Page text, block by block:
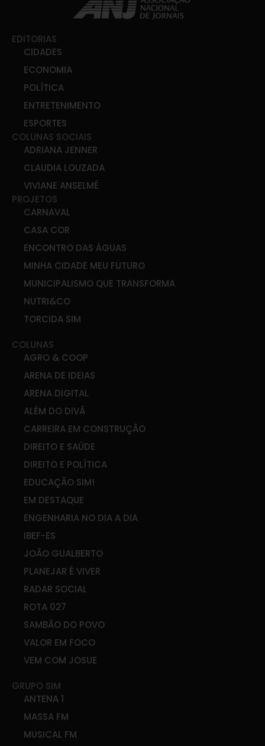
EDITORIAS
CIDADES
ECONOMIA
POLÍTICA
ENTRETENIMENTO
ESPORTES
COLUNAS SOCIAIS
ADRIANA JENNER
CLAUDIA LOUZADA
VIVIANE ANSELMÉ
PROJETOS
CARNAVAL
CASA COR
ENCONTRO DAS ÁGUAS
MINHA CIDADE MEU FUTURO
MUNICIPALISMO QUE TRANSFORMA
NUTRI&CO
TORCIDA SIM
COLUNAS
AGRO & COOP
ARENA DE IDEIAS
ARENA DIGITAL
ALÉM DO DIVÃ
CARREIRA EM CONSTRUÇÃO
DIREITO E SAÚDE
DIREITO E POLÍTICA
EDUCAÇÃO SIM!
EM DESTAQUE
ENGENHARIA NO DIA A DIA
IBEF-ES
JOÃO GUALBERTO
PLANEJAR É VIVER
RADAR SOCIAL
ROTA 027
SAMBÃO DO POVO
VALOR EM FOCO
VEM COM JOSUE
GRUPO SIM
ANTENA 1
MASSA FM
MUSICAL FM